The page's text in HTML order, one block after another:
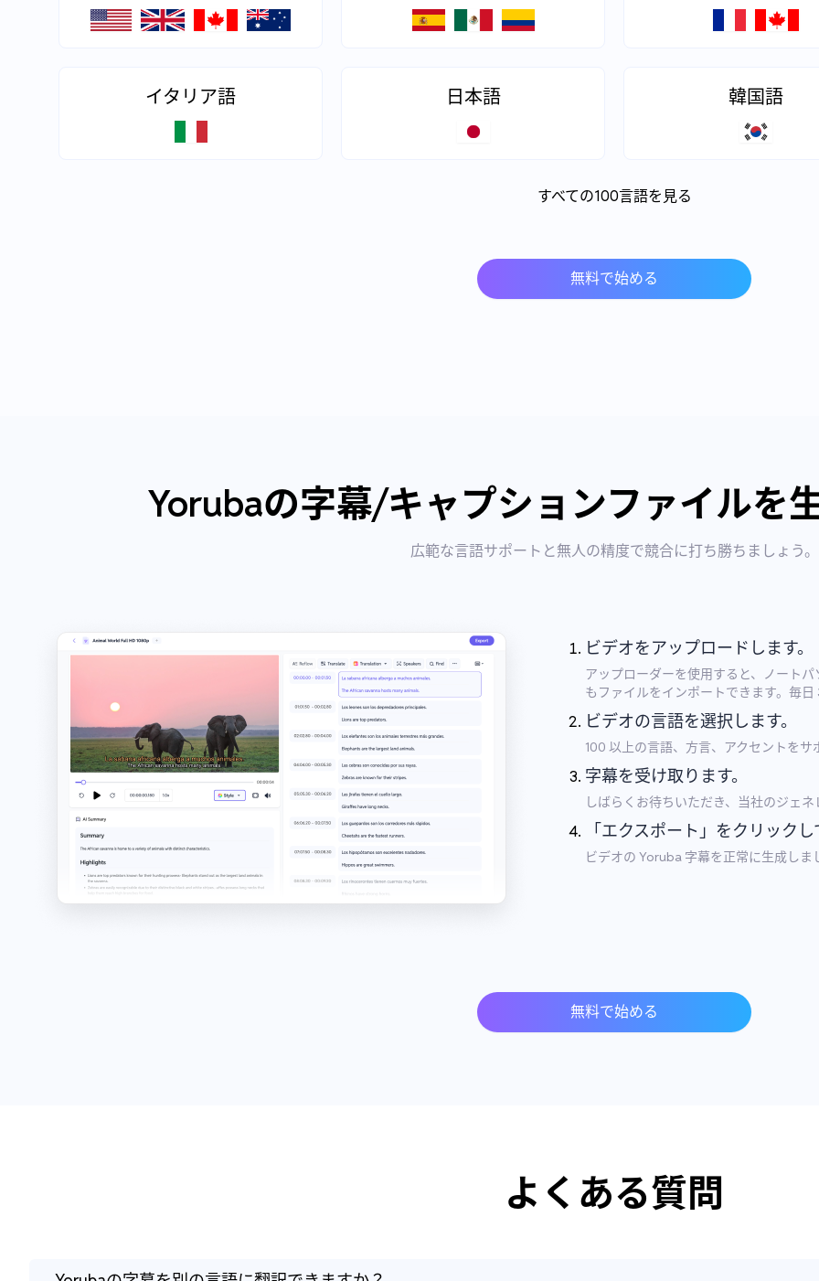
イタリア語 日本語 韓国語
すべての100言語を見る
無料で始める
Yorubaの字幕/キャプションファイルを
広範な言語サポートと無人の精度で競合に打ち勝ちましょう。
ビデオをアップロードします。
アップローダーを使用すると、ノート
もファイルをインポートできます。毎
ビデオの言語を選択します。
100 以上の言語、方言、アクセントをサ
字幕を受け取ります。
しばらくお待ちいただき、当社のジェ
「エクスポート」をクリック
ビデオの Yoruba 字幕を正常に生成しま
無料で始める
よくある質問